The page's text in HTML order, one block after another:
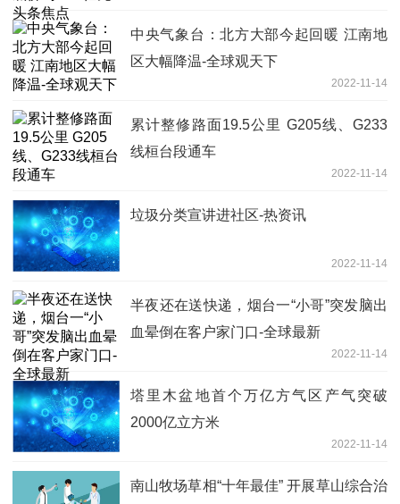
中央气象台：北方大部今起回暖 江南地
区大幅降温-全球观天下
2022-11-14
累计整修路面19.5公里 G205线、G233
线桓台段通车
2022-11-14
垃圾分类宣讲进社区-热资讯
2022-11-14
半夜还在送快递，烟台一“小哥”突发脑出
血晕倒在客户家门口-全球最新
2022-11-14
塔里木盆地首个万亿方气区产气突破
2000亿立方米
2022-11-14
南山牧场草相“十年最佳” 开展草山综合治